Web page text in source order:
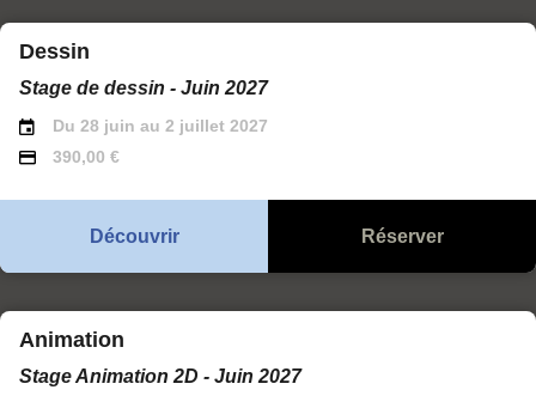
Dessin
Stage de dessin - Juin 2027
Du 28 juin au 2 juillet 2027
390,00 €
Découvrir Réserver
Animation
Stage Animation 2D - Juin 2027